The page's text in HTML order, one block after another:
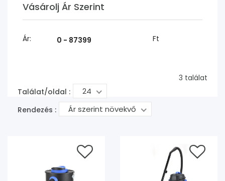
Vásárolj Ár Szerint
Ár: Ft
3 találat
Találat/oldal :
24
Rendezés : Ár szerint növekvő